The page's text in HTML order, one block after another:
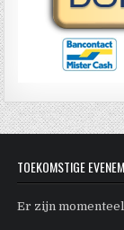
TOEKOMSTIGE
Er zijn